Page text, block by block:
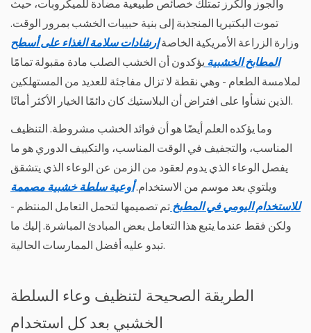
السلطة
الخشبي
بعد
كل
استخدام
3
التنظيف
العميق
والتعقيم:
يكون
الصابون
وحده
كافيًا
الخشب:
الخطوة
والجوز والكرز تمتلك خصائص طبيعية مضادة للميكروبات، حيث
تموت البكتيريا المنجذبة إلى بنية حبيبات الخشب بمرور الوقت.
وزارة الزراعة الأمريكية الخاصةإرشادات سلامة الغذاء على أسطح
المطابخ الخشبية يؤكدون أن الخشب الصلب مادة مقبولة تمامًا
لملامسة الطعام - وهي نقطة لا تزال مفاجئة للعديد من المستهلكين
الذين نشأوا على افتراض أن البلاستيك كان دائمًا الخيار الأكثر أمانًا.
وما يؤكده العلم أيضًا هو أن فوائد الخشب مشروطة. التنظيف
المناسب، والتجفيف في الوقت المناسب، والتكييف الدوري هو ما
يفصل الوعاء الذي يدوم لعقود من الزمن عن الوعاء الذي يتشقق
ويلتوي بعد موسم من الاستخدام.أوعية سلطة خشبية مصممة
للاستخدام اليومي في المطبخ تم تصميمها لتحمل التعامل المنتظم -
ولكن فقط عندما يتبع هذا التعامل بعض المبادئ المباشرة. إليك ما
تبدو عليه أفضل الممارسات الحالية.
الطريقة الصحيحة لتنظيف وعاء السلطة
الخشبي بعد كل استخدام